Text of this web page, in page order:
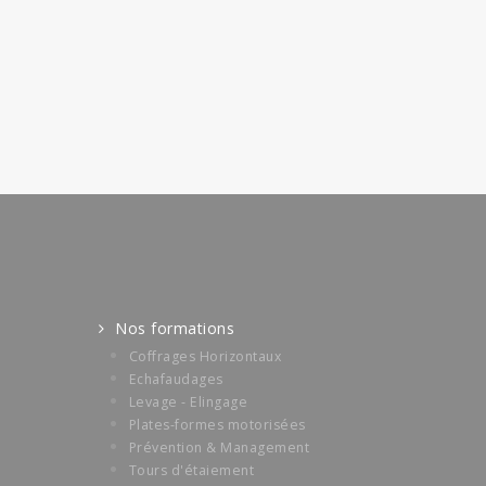
Nos formations
Coffrages Horizontaux
Echafaudages
Levage - Elingage
Plates-formes motorisées
Prévention & Management
Tours d'étaiement